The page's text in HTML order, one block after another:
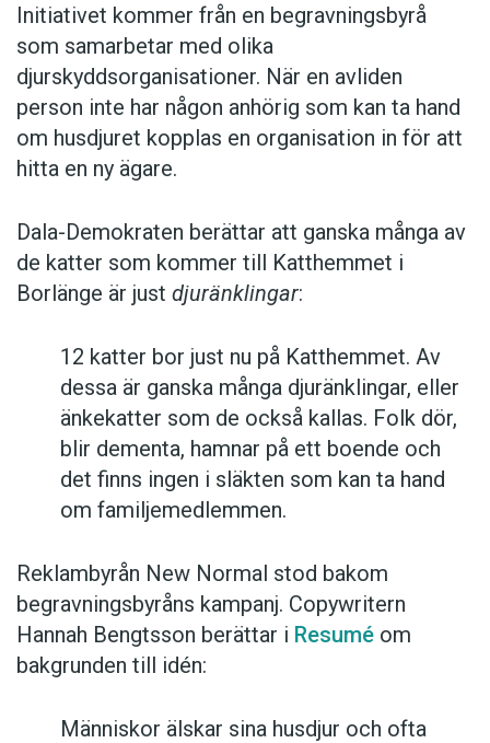
Initiativet kommer från en begravningsbyrå
som samarbetar med olika
djurskyddsorganisationer. När en avliden
person inte har någon anhörig som kan ta hand
om husdjuret kopplas en organisation in för att
hitta en ny ägare.
Dala-Demokraten berättar att ganska många av
de katter som kommer till Katthemmet i
Borlänge är just djuränklingar:
12 katter bor just nu på Katthemmet. Av
dessa är ganska många djuränklingar, eller
änkekatter som de också kallas. Folk dör,
blir dementa, hamnar på ett boende och
det finns ingen i släkten som kan ta hand
om familjemedlemmen.
Reklambyrån New Normal stod bakom
begravningsbyråns kampanj. Copywritern
Hannah Bengtsson berättar i Resumé om
bakgrunden till idén:
Människor älskar sina husdjur och ofta